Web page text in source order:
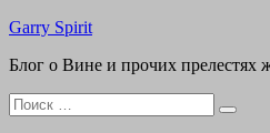
Перейти
содержимому
Garry Spirit
Блог о Вине и прочих прелестях
Поиск
для: